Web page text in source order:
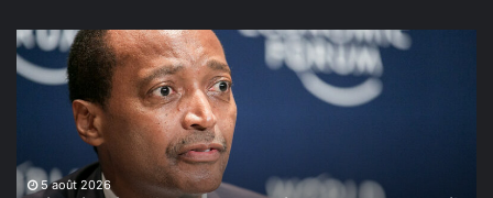
Privatisation
de
va- 5 août 2026